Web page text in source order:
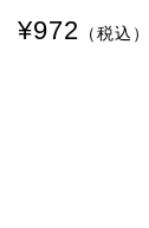
¥972 （税込）